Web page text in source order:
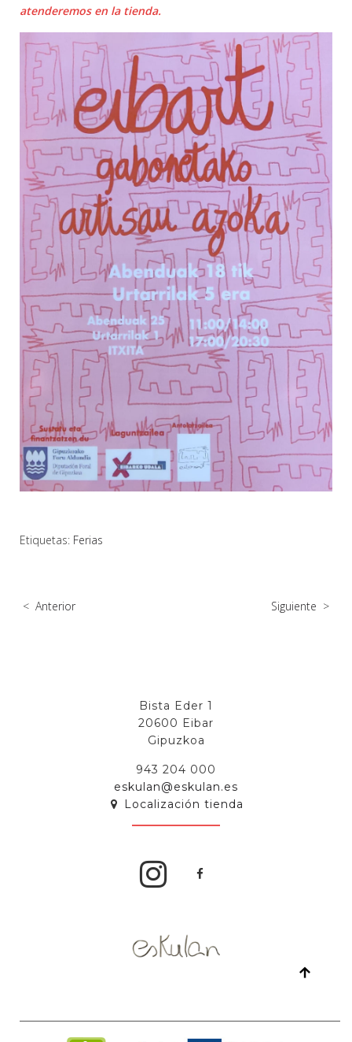
atenderemos en la tienda.
Etiquetas: Ferias
< Anterior Siguiente >
Bista Eder 1
20600 Eibar
Gipuzkoa
943 204 000
eskulan@eskulan.es
Localización tienda